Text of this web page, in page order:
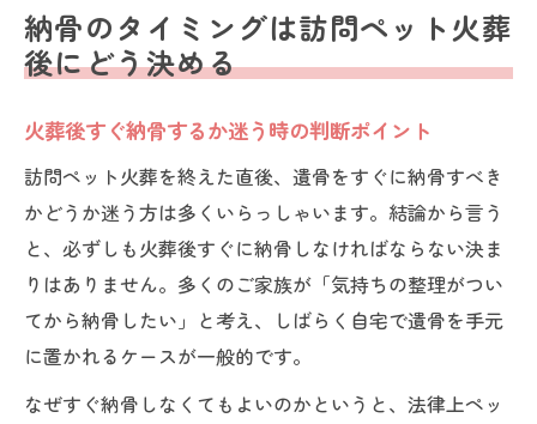
納骨のタイミングは訪問ペット火葬
後にどう決める
火葬後すぐ納骨するか迷う時の判断ポイント
訪問ペット火葬を終えた直後、遺骨をすぐに納骨すべき
かどうか迷う方は多くいらっしゃいます。結論から言う
と、必ずしも火葬後すぐに納骨しなければならない決ま
りはありません。多くのご家族が「気持ちの整理がつい
てから納骨したい」と考え、しばらく自宅で遺骨を手元
に置かれるケースが一般的です。
なぜすぐ納骨しなくてもよいのかというと、法律上ペッ